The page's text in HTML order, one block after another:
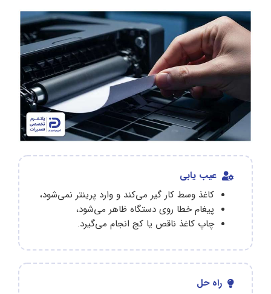
عیب یابی
کاغذ وسط کار گیر می‌کند و وارد پرینتر نمی‌شود،
پیغام خطا روی دستگاه ظاهر می‌شود،
چاپ کاغذ ناقص یا کج انجام می‌گیرد.
راه حل